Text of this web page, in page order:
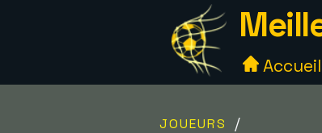
Accueil
JOUEURS /